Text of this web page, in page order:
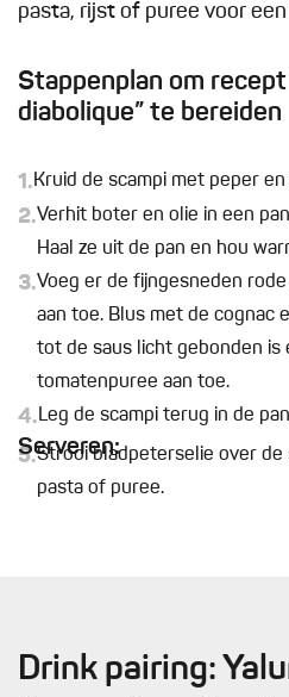
pasta, rijst of puree voor
Stappenplan om recept
diabolique” te bereiden
1.Kruid de scampi met peper en
2.Verhit boter en olie in een
Haal ze uit de pan en hou
3.Voeg er de fijngesneden
aan toe. Blus met de cognac
tot de saus licht gebonden is
tomatenpuree aan toe.
4.Leg de scampi terug in de
Serveren:
5.Strooi bladpeterselie over de
pasta of puree.
Drink pairing: